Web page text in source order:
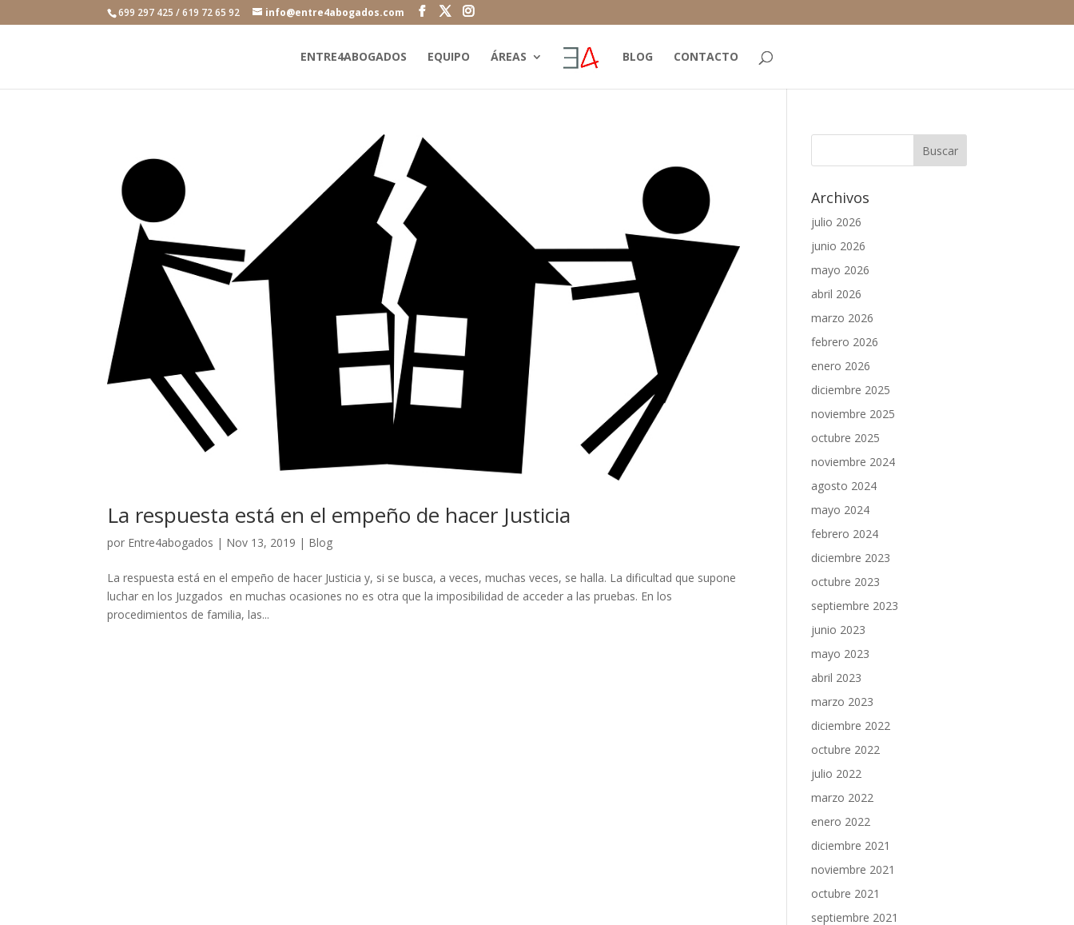
699 297 425 / 619 72 65 92 info@entre4abogados.com
ENTRE4ABOGADOS EQUIPO ÁREAS BLOG CONTACTO
La respuesta está en el empeño de hacer Justicia
por Entre4abogados | Nov 13, 2019 | Blog
La respuesta está en el empeño de hacer Justicia y, si se busca, a veces, muchas veces, se halla. La dificultad que supone
luchar en los Juzgados en muchas ocasiones no es otra que la imposibilidad de acceder a las pruebas. En los
procedimientos de familia, las...
Archivos
julio 2026
junio 2026
mayo 2026
abril 2026
marzo 2026
febrero 2026
enero 2026
diciembre 2025
noviembre 2025
octubre 2025
noviembre 2024
agosto 2024
mayo 2024
febrero 2024
diciembre 2023
octubre 2023
septiembre 2023
junio 2023
mayo 2023
abril 2023
marzo 2023
diciembre 2022
octubre 2022
julio 2022
marzo 2022
enero 2022
diciembre 2021
noviembre 2021
octubre 2021
septiembre 2021